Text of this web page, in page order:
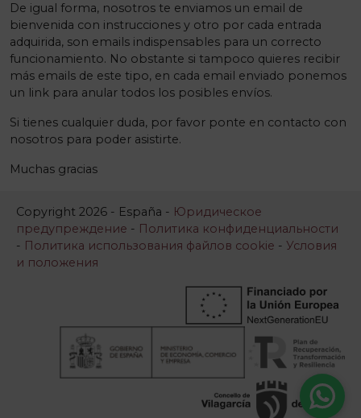
De igual forma, nosotros te enviamos un email de
bienvenida con instrucciones y otro por cada entrada
adquirida, son emails indispensables para un correcto
funcionamiento. No obstante si tampoco quieres recibir
más emails de este tipo, en cada email enviado ponemos
un link para anular todos los posibles envíos.
Si tienes cualquier duda, por favor ponte en contacto con
nosotros para poder asistirte.
Muchas gracias
Copyright 2026 - España - Юридическое
предупреждение - Политика конфиденциальности
- Политика использования файлов cookie - Условия
и положения